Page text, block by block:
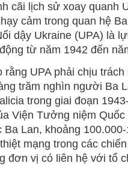
cãi lịch sử xoay quanh
cảm trong quan hệ
dậy Ukraine (UPA) là
từ năm 1942 đến
rằng UPA phải chịu trách
trăm nghìn người Ba
trong giai đoạn
Viện Tưởng niệm Quốc
Ba Lan, khoảng
mạng trong các
đơn vị có liên hệ với tổ